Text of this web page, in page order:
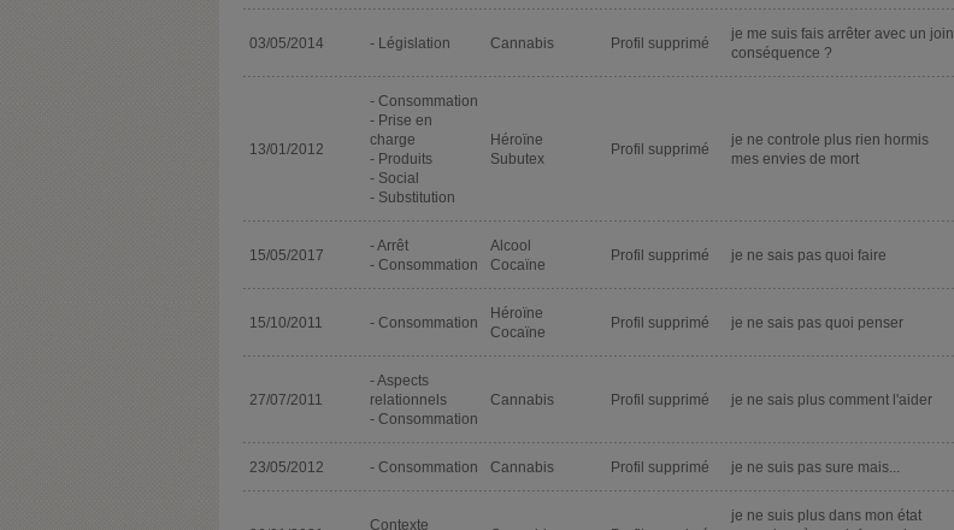
03/05/2014 - Législation Cannabis Profil supprimé
je me suis fais arrêter avec un join,
conséquence ?
13/01/2012
- Consommation
- Prise en
charge
- Produits
- Social
- Substitution
Héroïne
Subutex
Profil supprimé
je ne controle plus rien hormis
mes envies de mort
15/05/2017
- Arrêt
- Consommation
Alcool
Cocaïne
Profil supprimé je ne sais pas quoi faire
15/10/2011 - Consommation
Héroïne
Cocaïne
Profil supprimé je ne sais pas quoi penser
27/07/2011
- Aspects
relationnels
- Consommation
Cannabis Profil supprimé je ne sais plus comment l'aider
23/05/2012 - Consommation Cannabis Profil supprimé je ne suis pas sure mais...
Contexte
je ne suis plus dans mon état